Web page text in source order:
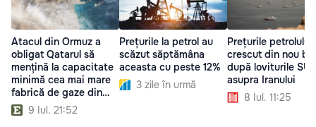
Atacul din Ormuz a
obligat Qatarul să
mențină la capacitate
minimă cea mai mare
fabrică de gaze din
lume9 Iul. 21:52
Prețurile la petrol au
scăzut săptămâna
aceasta cu peste 12%
3 zile în urmă
Prețurile petrolului
crescut din nou
după loviturile
asupra Iranului
8 Iul. 11:25